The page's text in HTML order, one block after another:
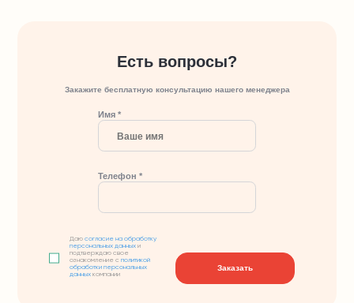
Есть вопросы?
Закажите бесплатную консультацию нашего менеджера
Имя *
Телефон *
Даюсогласие на обработку
персональных данных и
подтверждаю свое
ознакомление сполитикой
обработки персональных
данных компании
Заказать